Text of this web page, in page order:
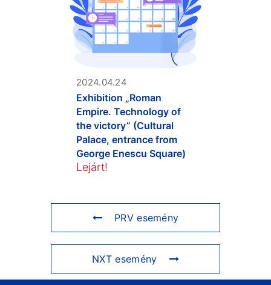
2024.04.24
Exhibition „Roman
Empire. Technology of
the victory” (Cultural
Palace, entrance from
George Enescu Square)
Lejárt!
PRV esemény
NXT esemény